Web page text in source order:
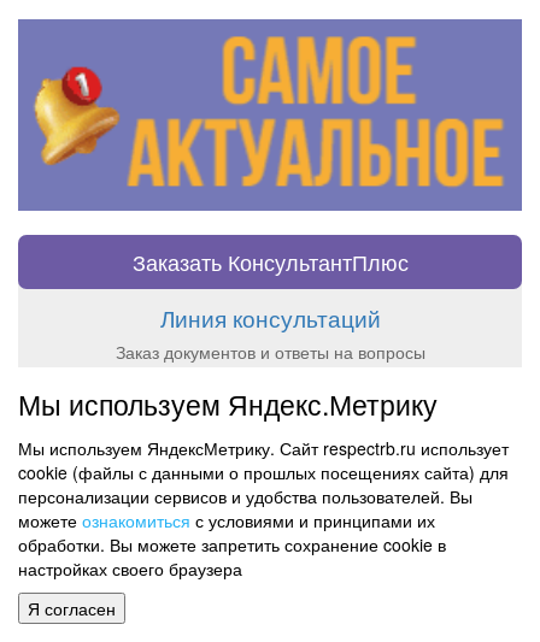
Заказать КонсультантПлюс
Линия консультаций
Заказ документов и ответы на вопросы
Новости Респекта
7 Aug 2026 - 14:50
Новый продукт "Готовые решения (проф). Кадры (режим
работы и командировки)" от КонсультантПлюс
5 Aug 2026 - 14:38
Новый продукт "Готовые решения (проф).
Имущественные налоги" от КонсультантПлюс
21 Jul 2026 - 11:20
Мы используем Яндекс.Метрику
Мы используем ЯндексМетрику. Сайт respectrb.ru использует
cookie (файлы с данными о прошлых посещениях сайта) для
персонализации сервисов и удобства пользователей. Вы
можете ознакомиться с условиями и принципами их
обработки. Вы можете запретить сохранение cookie в
настройках своего браузера
Я согласен